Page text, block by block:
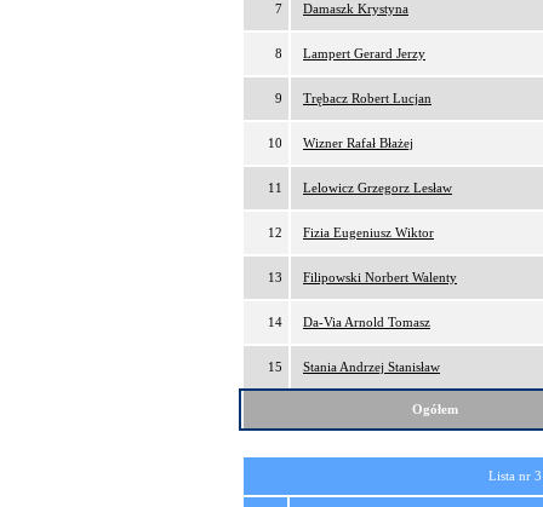
7 Damaszk Krystyna
8 Lampert Gerard Jerzy
9 Trębacz Robert Lucjan
10 Wizner Rafał Błażej
11 Lelowicz Grzegorz Lesław
12 Fizia Eugeniusz Wiktor
13 Filipowski Norbert Walenty
14 Da-Via Arnold Tomasz
15 Stania Andrzej Stanisław
Ogółem
Lista nr